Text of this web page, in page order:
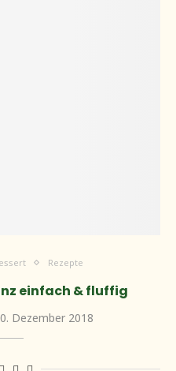
Rezepte
einfach & fluffig
Dezember 2018